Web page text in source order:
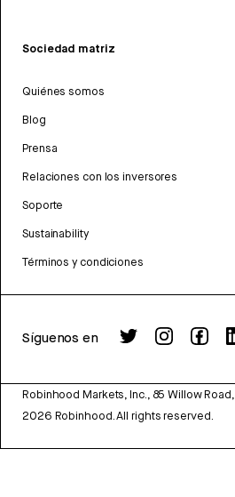
Sociedad matriz
Quiénes somos
Blog
Prensa
Relaciones con los inversores
Soporte
Sustainability
Términos y condiciones
Síguenos en
Robinhood Markets, Inc., 85 Willow
2026 Robinhood. All rights reserved.